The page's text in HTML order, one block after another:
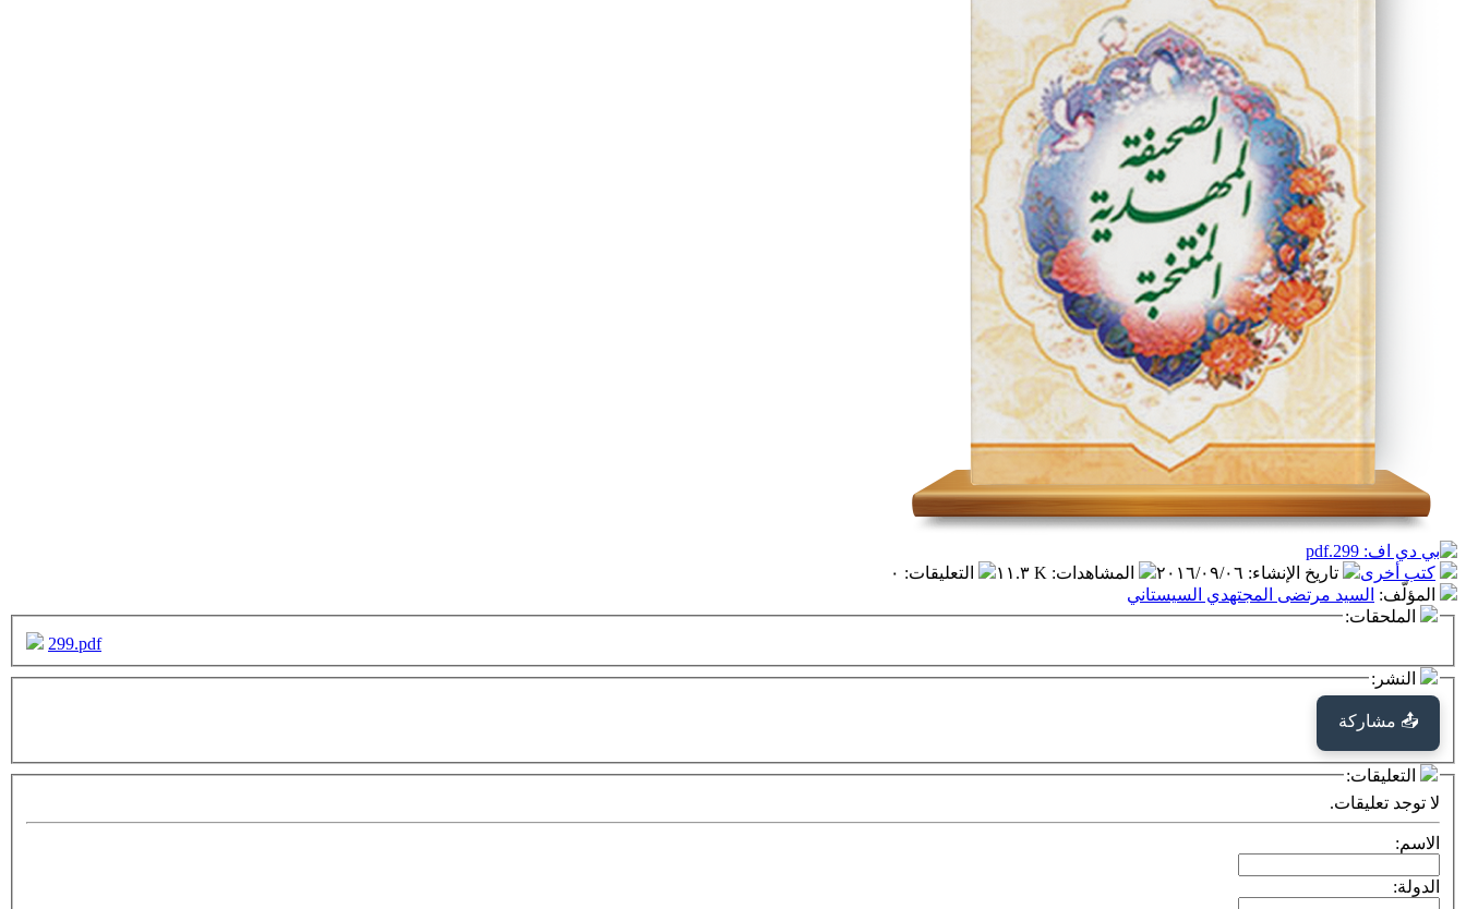
كتب أخرى تاريخ الإنشاء: ٢٠١٦/٠٩/٠٦ المشاهدات: ١١.٣ K التعليقات: ٠
المؤلّف: السيد مرتضى المجتهدي السيستاني
الملحقات:
299.pdf
النشر:
📤 مشاركة
التعليقات:
لا توجد تعليقات.
الاسم:
الدولة: